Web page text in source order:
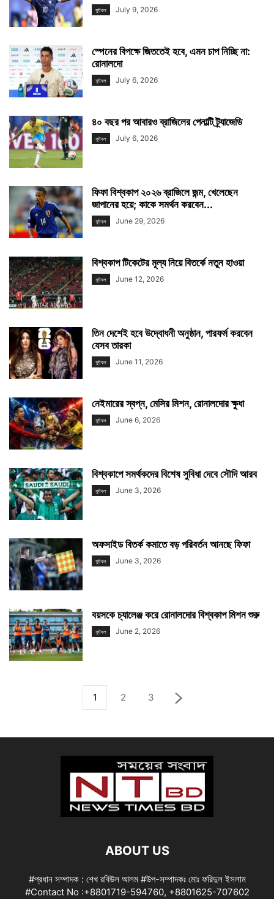
ফুটবল July 9, 2026
স্পেনের বিপক্ষে জিততেই হবে, এমন চাপ নিচ্ছি না:
রোনালদো
ফুটবল July 6, 2026
৪০ বছর পর আবারও ব্রাজিলের পেনাল্টি ট্র্যাজেডি
ফুটবল July 6, 2026
ফিফা বিশ্বকাপ ২০২৬ ব্রাজিলে জন্ম, খেলেছেন
জাপানের হয়ে; কাকে সমর্থন করবেন...
ফুটবল June 29, 2026
বিশ্বকাপ টিকেটের মূল্য নিয়ে বিতর্কে নতুন হাওয়া
ফুটবল June 12, 2026
তিন দেশেই হবে উদ্বোধনী অনুষ্ঠান, পারফর্ম করবেন
যেসব তারকা
ফুটবল June 11, 2026
নেইমারের স্বপ্ন, মেসির মিশন, রোনালদোর ক্ষুধা
ফুটবল June 6, 2026
বিশ্বকাপে সমর্থকদের বিশেষ সুবিধা দেবে সৌদি আরব
ফুটবল June 3, 2026
অফসাইড বিতর্ক কমাতে বড় পরিবর্তন আনছে ফিফা
ফুটবল June 3, 2026
বয়সকে চ্যালেঞ্জ করে রোনালদোর বিশ্বকাপ মিশন শুরু
ফুটবল June 2, 2026
1 2 3
ABOUT US
#প্রধান সম্পাদক : শেখ রবিউল আলম #উপ-সম্পাদকঃ মোঃ ফরিদুল ইসলাম
#Contact No :+8801719-594760, +8801625-707602